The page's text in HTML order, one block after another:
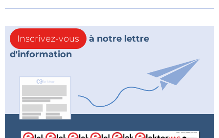
Inscrivez-vous
à notre lettre
d'information